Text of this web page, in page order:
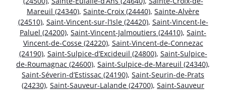
Mareuil (24340), Sainte-Croix (24440), Sainte-Alvère
(24510), Saint-Vincent-sur-l’Isle (24420), Saint-Vincent-le-
Paluel (24200), Saint-Vincent-Jalmoutiers (24410), Saint-
Vincent-de-Cosse (24220), Saint-Vincent-de-Connezac
(24190), Saint-Sulpice-d’Excideuil (24800), Saint-Sulpice-
de-Roumagnac (24600), Saint-Sulpice-de-Mareuil (24340),
Saint-Séverin-d’Estissac (24190), Saint-Seurin-de-Prats
(24230), Saint-Sauveur-Lalande (24700), Saint-Sauveur